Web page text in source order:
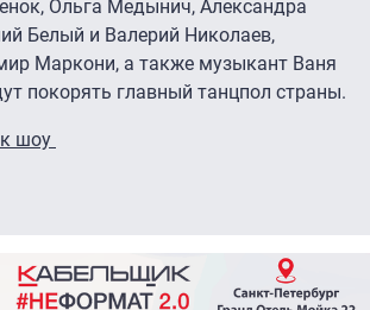
Ольга Медынич, Александра
Белый и Валерий Николаев,
Маркони, а также музыкант Ваня
покорять главный танцпол страны.
шоу